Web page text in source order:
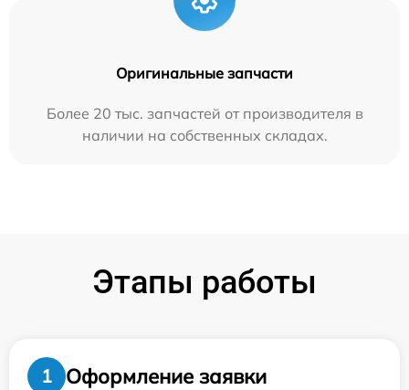
Оригинальные запчасти
Более 20 тыс. запчастей от производителя в
наличии на собственных складах.
Этапы работы
1
Оформление заявки